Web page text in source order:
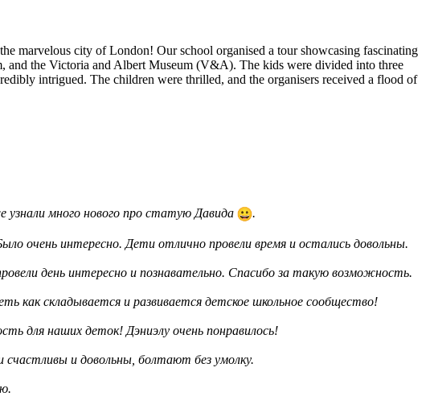
marvelous city of London! Our school organised a tour showcasing fascinating
and the Victoria and Albert Museum (V&A). The kids were divided into three
intrigued. The children were thrilled, and the organisers received a flood of
узнали много нового про статую Давида
.
очень интересно. Дети отлично провели время и остались довольны.
день интересно и познавательно. Спасибо за такую возможность.
как складывается и развивается детское школьное сообщество!
для наших деток! Дэниэлу очень понравилось!
и довольны, болтают без умолку.